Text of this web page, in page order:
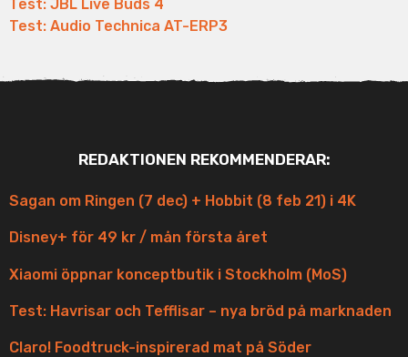
Test: JBL Live Buds 4
Test: Audio Technica AT-ERP3
REDAKTIONEN REKOMMENDERAR:
Sagan om Ringen (7 dec) + Hobbit (8 feb 21) i 4K
Disney+ för 49 kr / mån första året
Xiaomi öppnar konceptbutik i Stockholm (MoS)
Test: Havrisar och Tefflisar – nya bröd på marknaden
Claro! Foodtruck-inspirerad mat på Söder